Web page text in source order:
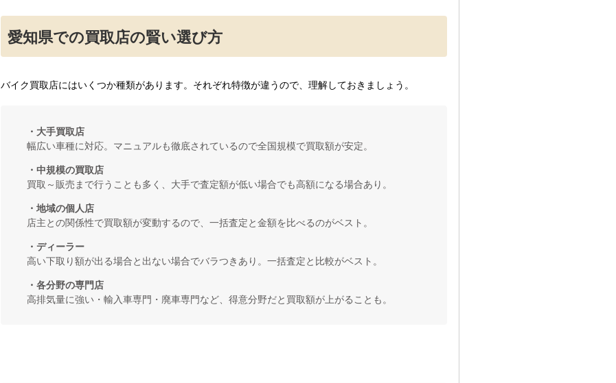
愛知県での買取店の賢い選び方
バイク買取店にはいくつか種類があります。それぞれ特徴が違うので、理解しておきましょう。
・大手買取店
幅広い車種に対応。マニュアルも徹底されているので全国規模で買取額が安定。
・中規模の買取店
買取～販売まで行うことも多く、大手で査定額が低い場合でも高額になる場合あり。
・地域の個人店
店主との関係性で買取額が変動するので、一括査定と金額を比べるのがベスト。
・ディーラー
高い下取り額が出る場合と出ない場合でバラつきあり。一括査定と比較がベスト。
・各分野の専門店
高排気量に強い・輸入車専門・廃車専門など、得意分野だと買取額が上がることも。